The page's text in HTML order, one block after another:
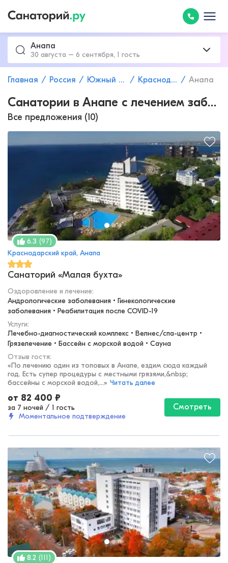
Анапа
30 августа – 6 сентября, 1 гость
Главная Россия Южный федеральный округ Краснодарский край Анапа
Санатории в Анапе с лечением заболеваний опорно-двигательного аппарата
Все предложения (10)
6.3 (97)
Краснодарский край, Анапа
Санаторий «Малая бухта»
Оздоровление и лечение:
Андрологические заболевания • Гинекологические
заболевания • Реабилитация после COVID-19
Услуги:
Лечебно-диагностический комплекс • Велнес/спа-центр •
Грязелечение • Бассейн с морской водой • Сауна
Отзыв гостя:
«По лечению один из топовых в Анапе, ездим сюда каждый
год. Есть супер процедуры с местными грязями,&nbsp;
бассейны с морской водой,...» Читать далее
от 82 400 ₽
за 7 ночей / 1 гость
Моментальное подтверждение
Смотреть
8.2 (111)